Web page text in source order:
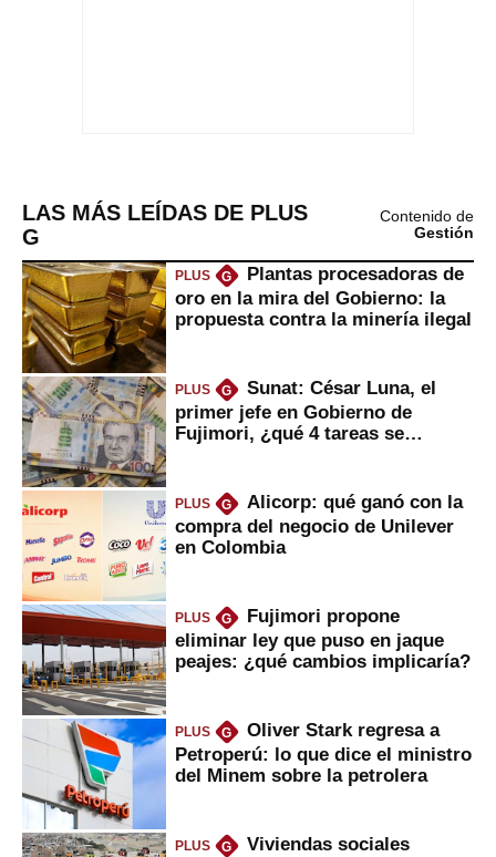
LAS MÁS LEÍDAS DE PLUS
G
Contenido de
Gestión
PLUS G
Plantas procesadoras de
oro en la mira del Gobierno: la
propuesta contra la minería ilegal
PLUS G
Sunat: César Luna, el
primer jefe en Gobierno de
Fujimori, ¿qué 4 tareas se
PLUS G
Alicorp: qué ganó con la
compra del negocio de Unilever
en Colombia
PLUS G
Fujimori propone
eliminar ley que puso en jaque
peajes: ¿qué cambios implicaría?
PLUS G
Oliver Stark regresa a
Petroperú: lo que dice el ministro
del Minem sobre la petrolera
PLUS G
Viviendas sociales